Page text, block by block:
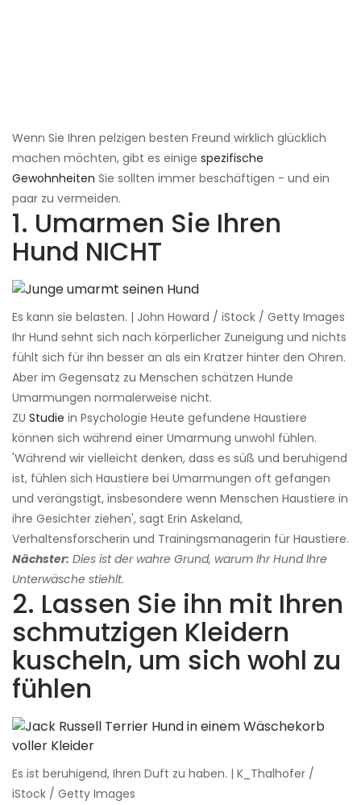
Wenn Sie Ihren pelzigen besten Freund wirklich glücklich
machen möchten, gibt es einige spezifische
Gewohnheiten Sie sollten immer beschäftigen - und ein
paar zu vermeiden.
1. Umarmen Sie Ihren
Hund NICHT
Es kann sie belasten. | John Howard / iStock / Getty Images
Ihr Hund sehnt sich nach körperlicher Zuneigung und nichts
fühlt sich für ihn besser an als ein Kratzer hinter den Ohren.
Aber im Gegensatz zu Menschen schätzen Hunde
Umarmungen normalerweise nicht.
ZU Studie in Psychologie Heute gefundene Haustiere
können sich während einer Umarmung unwohl fühlen.
'Während wir vielleicht denken, dass es süß und beruhigend
ist, fühlen sich Haustiere bei Umarmungen oft gefangen
und verängstigt, insbesondere wenn Menschen Haustiere in
ihre Gesichter ziehen', sagt Erin Askeland,
Verhaltensforscherin und Trainingsmanagerin für Haustiere.
Nächster: Dies ist der wahre Grund, warum Ihr Hund Ihre
Unterwäsche stiehlt.
2. Lassen Sie ihn mit Ihren
schmutzigen Kleidern
kuscheln, um sich wohl zu
fühlen
Es ist beruhigend, Ihren Duft zu haben. | K_Thalhofer /
iStock / Getty Images